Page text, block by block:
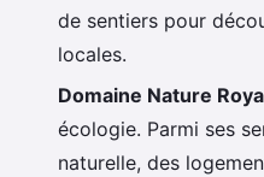
de sentiers pour
locales.
Domaine Nature
écologie. Parmi ses
naturelle, des